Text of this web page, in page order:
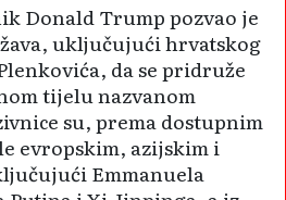
Donald Trump pozvao je
uključujući hrvatskog
da se pridruže
tijelu nazvanom
su, prema dostupnim
evropskim, azijskim i
Emmanuela